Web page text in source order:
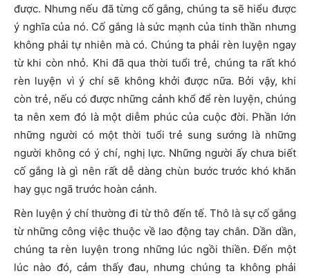
được. Nhưng nếu đã từng cố gắng, chúng ta sẽ hiểu được
ý nghĩa của nó. Cố gắng là sức mạnh của tinh thần nhưng
không phải tự nhiên mà có. Chúng ta phải rèn luyện ngay
từ khi còn nhỏ. Khi đã qua thời tuổi trẻ, chúng ta rất khó
rèn luyện vì ý chí sẽ không khởi được nữa. Bởi vậy, khi
còn trẻ, nếu có được những cảnh khổ để rèn luyện, chúng
ta nên xem đó là một diễm phúc của cuộc đời. Phần lớn
những người có một thời tuổi trẻ sung sướng là những
người không có ý chí, nghị lực. Những người ấy chưa biết
cố gắng là gì nên rất dễ dàng chùn bước trước khó khăn
hay gục ngã trước hoàn cảnh.
Rèn luyện ý chí thường đi từ thô đến tế. Thô là sự cố gắng
từ những công việc thuộc về lao động tay chân. Dần dần,
chúng ta rèn luyện trong những lúc ngồi thiền. Đến một
lúc nào đó, cảm thấy đau, nhưng chúng ta không phải